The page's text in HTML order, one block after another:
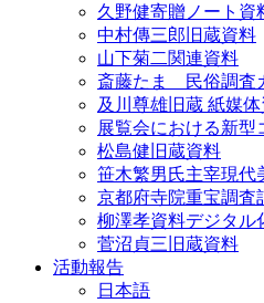
久野健寄贈ノート資
中村傳三郎旧蔵資料
山下菊二関連資料
斎藤たま 民俗調査
及川尊雄旧蔵 紙媒
展覧会における新型
松島健旧蔵資料
笹木繁男氏主宰現代
京都府寺院重宝調査
柳澤孝資料デジタル
菅沼貞三旧蔵資料
活動報告
日本語